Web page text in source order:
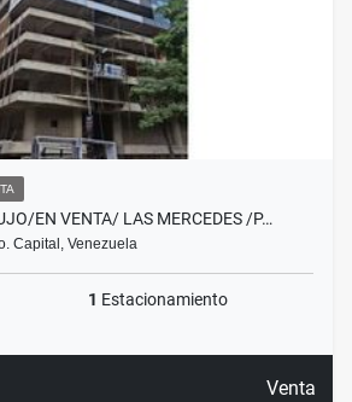
EN VENTA/ LAS MERCEDES /P…
Capital, Venezuela
1 Estacionamiento
Venta